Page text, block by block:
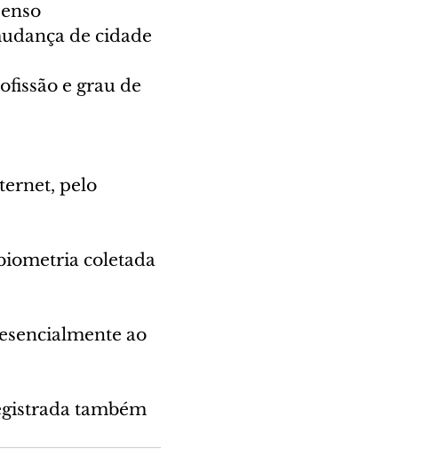
de cidade
e grau de
pelo
coletada
ao
também